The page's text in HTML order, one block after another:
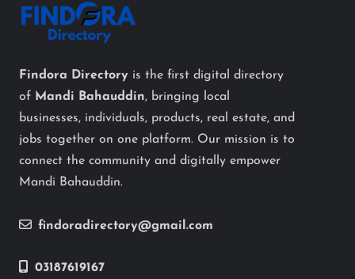
Findora Directory is the first digital directory
of Mandi Bahauddin, bringing local
businesses, individuals, products, real estate, and
jobs together on one platform. Our mission is to
connect the community and digitally empower
Mandi Bahauddin.
findoradirectory@gmail.com
03187619167